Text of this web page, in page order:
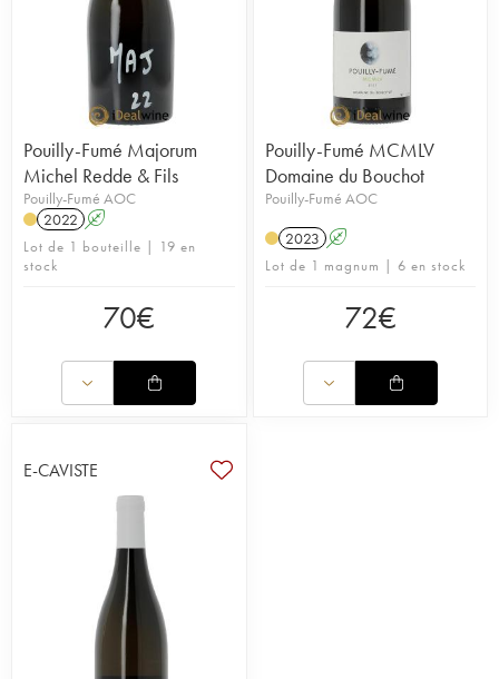
Pouilly-Fumé Majorum
Michel Redde & Fils
Pouilly-Fumé AOC
2022 A
Lot de 1 bouteille | 19 en
stock
70€
Pouilly-Fumé MCMLV
Domaine du Bouchot
Pouilly-Fumé AOC
2023 A
Lot de 1 magnum | 6 en stock
72€
E-CAVISTE